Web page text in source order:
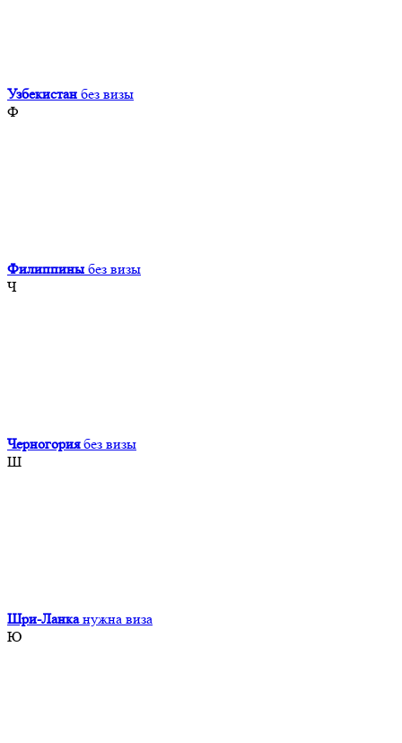
Узбекистан без визы
Ф
Филиппины без визы
Ч
Черногория без визы
Ш
Шри-Ланка нужна виза
Ю